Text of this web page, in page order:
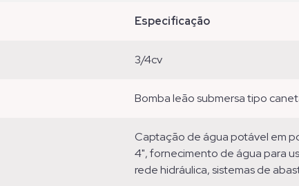
especificação
3/4cv
bomba leão submersa tipo
captação de água potável em poços tubulares profundos com diâmetro mínimo de
4", fornecimento de água para
rede hidráulica, sistemas de